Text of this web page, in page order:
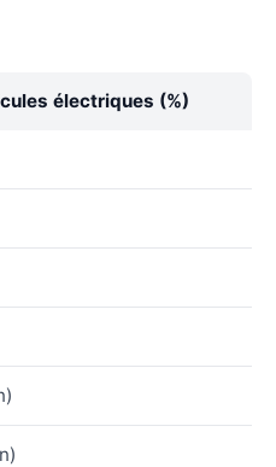
électriques (%)